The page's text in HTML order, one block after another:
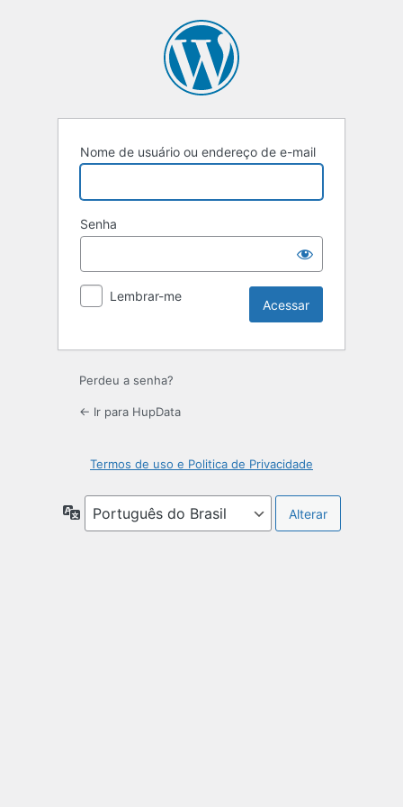
Nome de usuário ou endereço de e-mail
Senha
Lembrar-me
Perdeu a senha?
← Ir para HupData
Termos de uso e Politica de Privacidade
Idioma